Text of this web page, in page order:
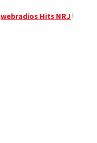
webradios Hits NRJ!